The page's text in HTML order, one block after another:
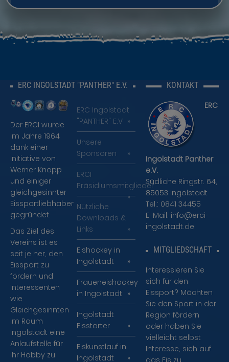
Zudem
Möglichkeit,
an unseren
teilzunehmen
und noch viel
mehr...
Sind Sie
neugierig
geworden?
Setzen Sie
sich mit uns
in Verbindung
- wir freuen
uns auf Sie.
Mitgliedschaft »
ERC INGOLSTADT "PANTHER" E.V.
Der ERCI wurde
im Jahre 1964
dank einer
Initiative von
Werner Knopp
und einiger
gleichgesinnter
Eissportliebhaber
gegründet.
Das Ziel des
Vereins ist es
seit je her, den
Eissport zu
fördern und
Interessenten
wie
Gleichgesinnten
im Raum
Ingolstadt eine
Anlaufstelle für
ihr Hobby zu
ERC Ingolstadt
"PANTHER" E.V
Unsere
Sponsoren
ERCI
Präsidiumsmitglieder
Nützliche
Downloads &
Links
Eishockey in
Ingolstadt
Fraueneishockey
in Ingolstadt
Ingolstadt
Eisstarter
Eiskunstlauf in
Ingolstadt
KONTAKT
ERC
Ingolstadt Panther
e.V.
Südliche Ringstr. 64,
85053 Ingolstadt
Tel.: 0841 34455
E-Mail: info@erci-
ingolstadt.de
MITGLIEDSCHAFT
Interessieren Sie
sich für den
Eissport? Möchten
Sie den Sport in der
Region fördern
oder haben Sie
vielleicht selbst
Interesse, sich auf
das Eis zu